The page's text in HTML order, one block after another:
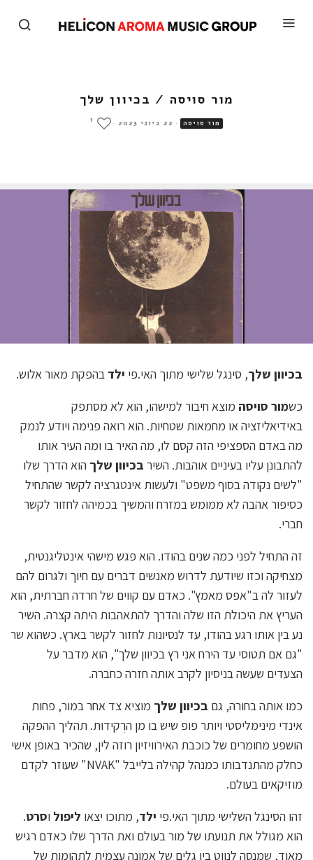
מור סויסה / בכיוון שלך
מור סויסה · 22 ביוני 2023 ·
1
בכיוון שלך, סינגל שלישי מתוך האי.פי ילד בהפקת מאור אלוש.
כשמור סויסה מוצא חיבור למישהו, הוא לא מסתפק
באידיאליזציה או מחמאות שטחיות. הוא רואה פנימה ויודע לנמק
מה באדם הספציפי הזה קסם לו, מה האיר בו ומה העיר אותו
להתבונן עליו בעיניים אוהבות. השיר בכיוון שלך הוא הדרך שלו
"לשים נקודה בסוף משפט" ולעשות אינטגרציה לקשר שהתחיל
כסיפור אהבה לא ממומש במזרח והמשיך בכמיהה לחזור לקשר
חברי.
זה התחיל לפני כמה שנים בהודו. הוא פגש מישהי אינטליגנטית,
מצחיקה וכזו שיודעת לדרוש מאנשים דברים עם חיוך ולגרום להם
לעזור לה ב"אפס מאמץ". כאדם עם קווים של חרדה חברתית, הוא
העריץ את היכולת הזו שלה והדרך להתאהבות היתה קצרה. השיר
נע בין אותו רגע בהודו, עד לנסיונות לחזור לקשר בארץ. כשהוא שר
"גם אם תטוסי עד הירח אני רץ בכיוון שלך", הוא מדבר על
הצעדים שעשה בניסיון לקרב אותה חזרה כחברה.
כמו אותה בחורה, גם בכיוון שלך מוציא צד אחר במור, פחות
אינדי מינימליסטי ויותר פופ שיש בו מן הרְקִידוּת. תהליך ההפקה
הושפע מחומרים של כוכבת האירוויזיון רוזה לין, שהכיר באופן אישי
כחלק מהתנדבותו כמנהל קהילה בלייבל "NVAK" שעוזר לקדם
מוזיקאים בעולם.
זהו הסינגל השלישי מתוך האי.פי ילד, מתוכו יצאו ליפול וסרט.
הוא מגולל את תנועתו של מור בעולם ואת הדרך שלו כאדם רגיש
מאוד, שמנסה לנווט בין גלים של אמונה עצמית לתהומות של